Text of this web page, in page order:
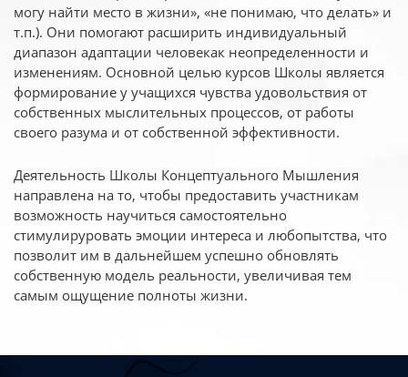
могу найти место в жизни», «не понимаю, что делать» и
т.п.). Они помогают расширить индивидуальный
диапазон адаптации человекак неопределенности и
изменениям. Основной целью курсов Школы является
формирование у учащихся чувства удовольствия от
собственных мыслительных процессов, от работы
своего разума и от собственной эффективности.
Деятельность Школы Концептуального Мышления
направлена на то, чтобы предоставить участникам
возможность научиться самостоятельно
стимулируровать эмоции интереса и любопытства, что
позволит им в дальнейшем успешно обновлять
собственную модель реальности, увеличивая тем
самым ощущение полноты жизни.